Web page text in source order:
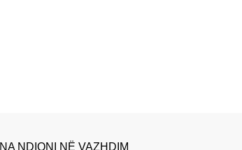
NA NDIQNI NË VAZHDIM